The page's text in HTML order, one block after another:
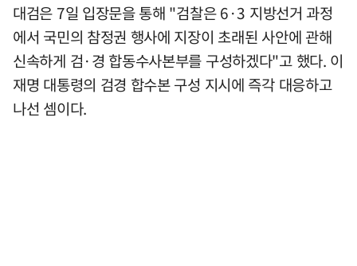
대검은 7일 입장문을 통해 "검찰은 6·3 지방선거 과정
에서 국민의 참정권 행사에 지장이 초래된 사안에 관해
신속하게 검·경 합동수사본부를 구성하겠다"고 했다. 이
재명 대통령의 검경 합수본 구성 지시에 즉각 대응하고
나선 셈이다.